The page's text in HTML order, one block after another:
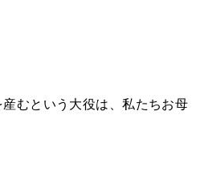
むという大役は、私たちお母